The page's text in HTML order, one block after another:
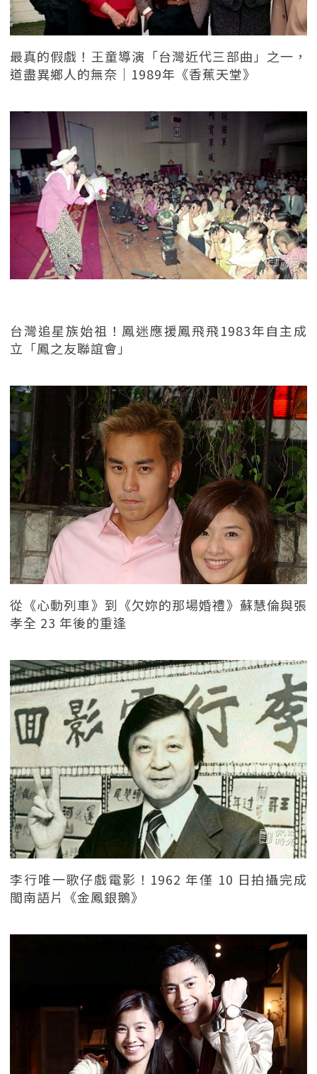
最真的假戲！王童導演「台灣近代三部曲」之一，
道盡異鄉人的無奈｜1989年《香蕉天堂》
台灣追星族始祖！鳳迷應援鳳飛飛1983年自主成
立「鳳之友聯誼會」
從《心動列車》到《欠妳的那場婚禮》蘇慧倫與張
孝全 23 年後的重逢
李行唯一歌仔戲電影！1962 年僅 10 日拍攝完成
閩南語片《金鳳銀鵝》